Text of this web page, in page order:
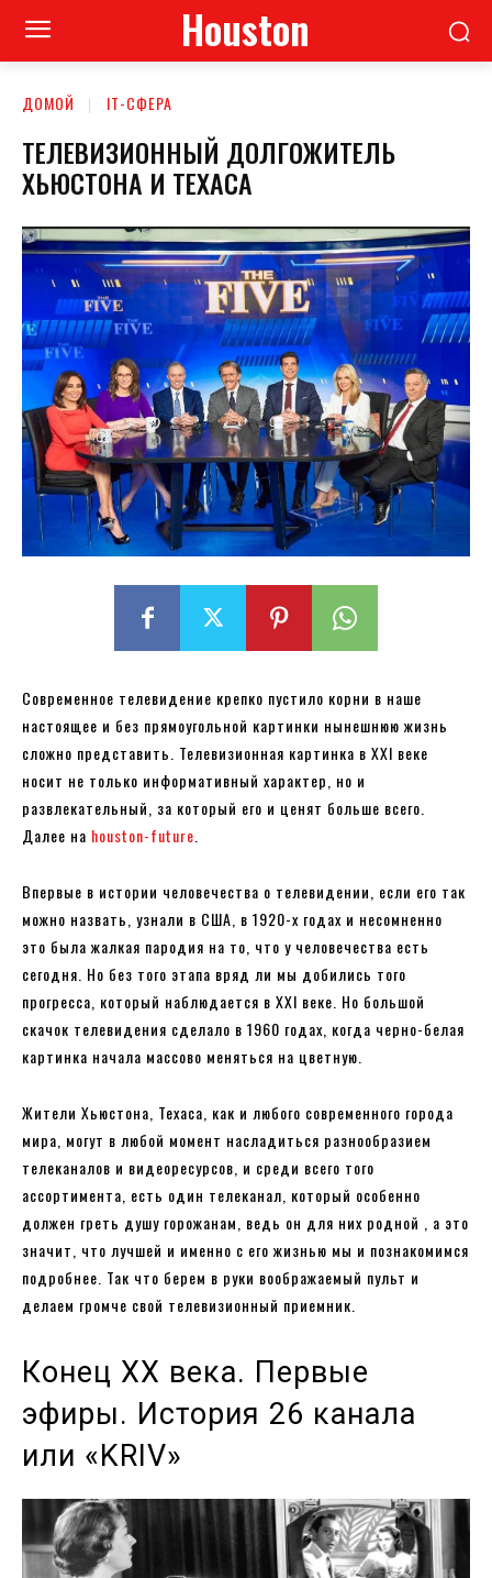
Houston
ДОМОЙ ІТ-СФЕРА
ТЕЛЕВИЗИОННЫЙ ДОЛГОЖИТЕЛЬ
ХЬЮСТОНА И ТЕХАСА
Современное телевидение крепко пустило корни в наше
настоящее и без прямоугольной картинки нынешнюю жизнь
сложно представить. Телевизионная картинка в ХХІ веке
носит не только информативный характер, но и
развлекательный, за который его и ценят больше всего.
Далее на houston-future
Впервые в истории человечества о телевидении, если его так
можно назвать, узнали в США, в 1920-х годах и несомненно
это была жалкая пародия на то, что у человечества есть
сегодня. Но без того этапа вряд ли мы добились того
прогресса, который наблюдается в XXI веке. Но большой
скачок телевидения сделало в 1960 годах, когда черно-белая
картинка начала массово меняться на цветную.
Жители Хьюстона, Техаса, как и любого современного города
мира, могут в любой момент насладиться разнообразием
телеканалов и видеоресурсов, и среди всего того
ассортимента, есть один телеканал, который особенно
должен греть душу горожанам, ведь он для них родной , а это
значит, что лучшей и именно с его жизнью мы и познакомимся
подробнее. Так что берем в руки воображаемый пульт и
делаем громче свой телевизионный приемник.
Конец XX века. Первые
эфиры. История 26 канала
или «KRIV»